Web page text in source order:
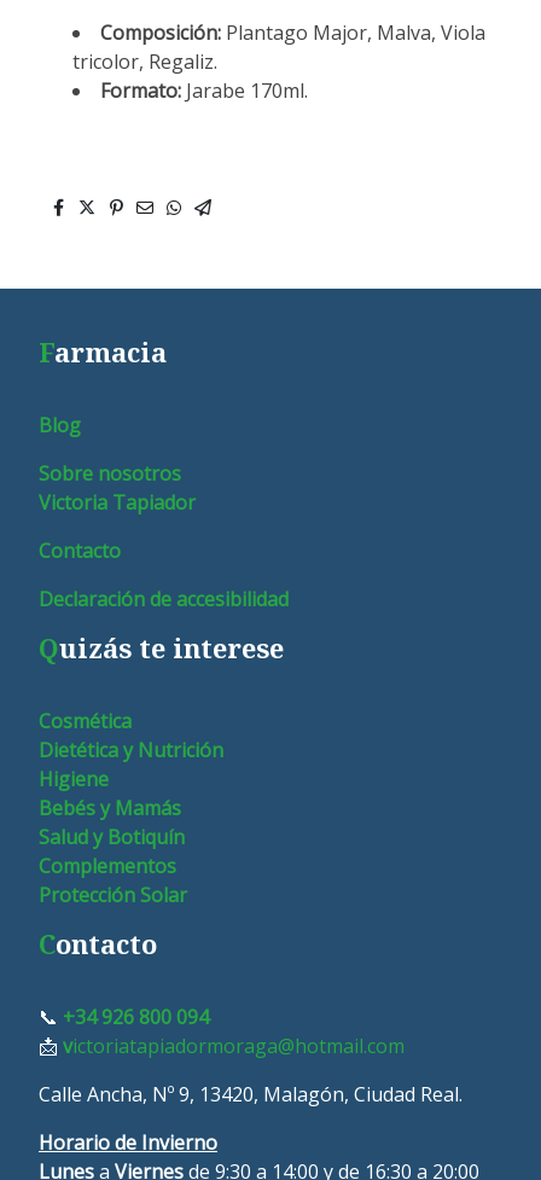
Composición: Plantago Major, Malva, Viola
tricolor, Regaliz.
Formato: Jarabe 170ml.
Farmacia
Blog
Sobre nosotros
Victoria Tapiador
Contacto
Declaración de accesibilidad
Quizás te interese
Cosmética
Dietética y Nutrición
Higiene
Bebés y Mamás
Salud y Botiquín
Complementos
Protección Solar
Contacto
📞 +34 926 800 094
📩 victoriatapiadormoraga@hotmail.com
Calle Ancha, Nº 9, 13420, Malagón, Ciudad Real.
Horario de Invierno
Lunesa Viernesde 9:30 a 14:00 y de 16:30 a 20:00